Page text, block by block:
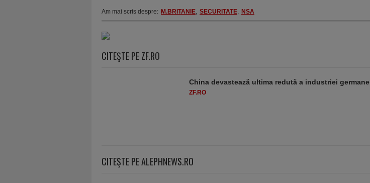
Am mai scris despre: M.BRITANIE, SECURITATE, NSA
CITEŞTE PE ZF.RO
China devastează ultima redută a industriei germane
ZF.RO
CITEŞTE PE ALEPHNEWS.RO